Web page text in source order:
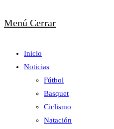
Menú Cerrar
Inicio
Noticias
Fútbol
Basquet
Ciclismo
Natación